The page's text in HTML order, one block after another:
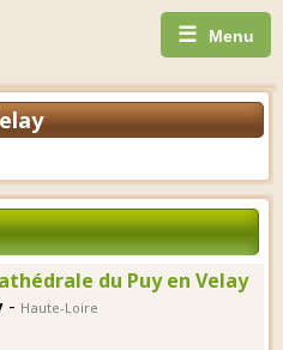
☰ Menu
du Puy en Velay
- Haute-Loire